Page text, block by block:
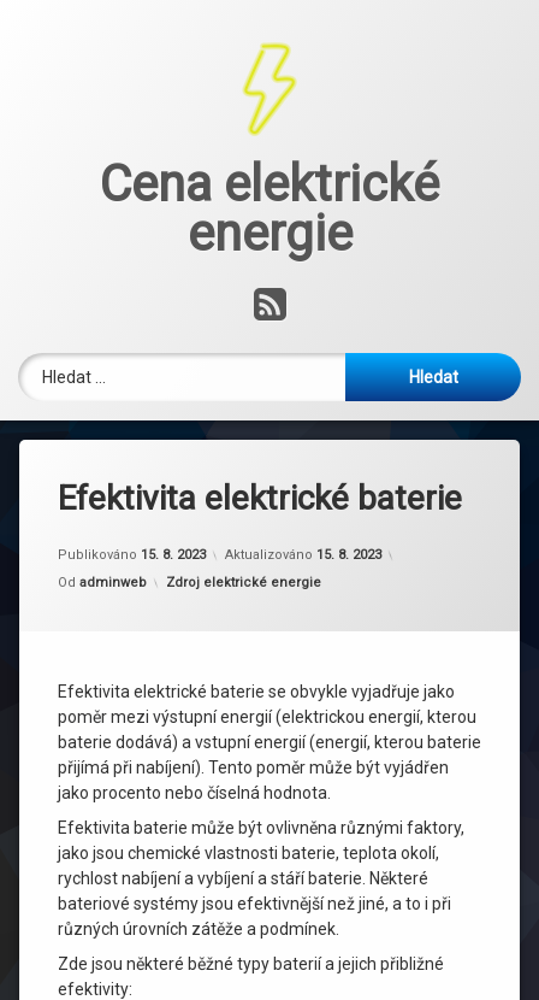
Cena elektrické
energie
RSS
Vyhledávání
Efektivita elektrické baterie
Publikováno 15. 8. 2023 Aktualizováno 15. 8. 2023
Od adminweb Kategorie:
Zdroj elektrické energie
Efektivita elektrické baterie se obvykle vyjadřuje jako
poměr mezi výstupní energií (elektrickou energií, kterou
baterie dodává) a vstupní energií (energií, kterou baterie
přijímá při nabíjení). Tento poměr může být vyjádřen
jako procento nebo číselná hodnota.
Efektivita baterie může být ovlivněna různými faktory,
jako jsou chemické vlastnosti baterie, teplota okolí,
rychlost nabíjení a vybíjení a stáří baterie. Některé
bateriové systémy jsou efektivnější než jiné, a to i při
různých úrovních zátěže a podmínek.
Zde jsou některé běžné typy baterií a jejich přibližné
efektivity: